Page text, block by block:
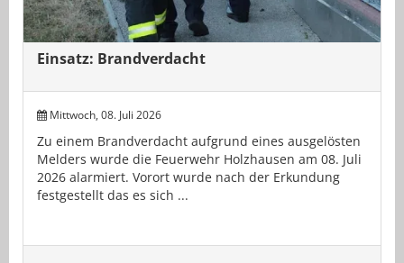
Einsatz: Brandverdacht
Mittwoch, 08. Juli 2026
Zu einem Brandverdacht aufgrund eines ausgelösten
Melders wurde die Feuerwehr Holzhausen am 08. Juli
2026 alarmiert. Vorort wurde nach der Erkundung
festgestellt das es sich ...